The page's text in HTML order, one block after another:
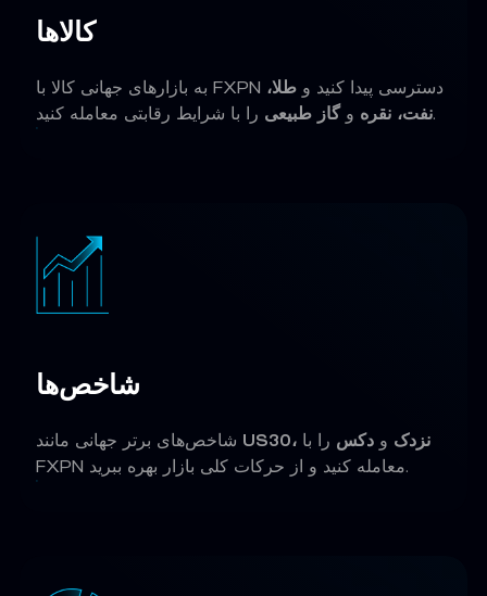
کالاها
به بازارهای جهانی کالا با FXPN دسترسی پیدا کنید و طلا،
نفت، نقره وگاز طبیعی را با شرایط رقابتی معامله کنید.
شاخص‌ها
US30، نزدک و دکس را با
FXPN معامله کنید و از حرکات کلی بازار بهره ببرید.